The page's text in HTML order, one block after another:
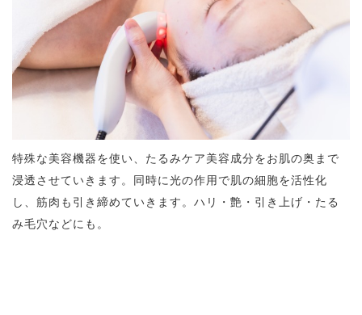
特殊な美容機器を使い、たるみケア美容成分をお肌の奥まで
浸透させていきます。同時に光の作用で肌の細胞を活性化
し、筋肉も引き締めていきます。ハリ・艶・引き上げ・たる
み毛穴などにも。